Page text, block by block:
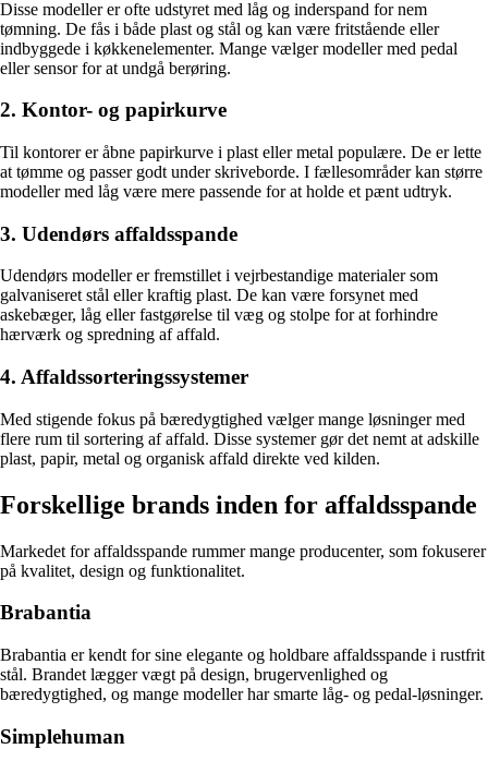
Disse modeller er ofte udstyret med låg og inderspand for nem
tømning. De fås i både plast og stål og kan være fritstående eller
indbyggede i køkkenelementer. Mange vælger modeller med pedal
eller sensor for at undgå berøring.
2. Kontor- og papirkurve
Til kontorer er åbne papirkurve i plast eller metal populære. De er lette
at tømme og passer godt under skriveborde. I fællesområder kan større
modeller med låg være mere passende for at holde et pænt udtryk.
3. Udendørs affaldsspande
Udendørs modeller er fremstillet i vejrbestandige materialer som
galvaniseret stål eller kraftig plast. De kan være forsynet med
askebæger, låg eller fastgørelse til væg og stolpe for at forhindre
hærværk og spredning af affald.
4. Affaldssorteringssystemer
Med stigende fokus på bæredygtighed vælger mange løsninger med
flere rum til sortering af affald. Disse systemer gør det nemt at adskille
plast, papir, metal og organisk affald direkte ved kilden.
Forskellige brands inden for affaldsspande
Markedet for affaldsspande rummer mange producenter, som fokuserer
på kvalitet, design og funktionalitet.
Brabantia
Brabantia er kendt for sine elegante og holdbare affaldsspande i rustfrit
stål. Brandet lægger vægt på design, brugervenlighed og
bæredygtighed, og mange modeller har smarte låg- og pedal-løsninger.
Simplehuman